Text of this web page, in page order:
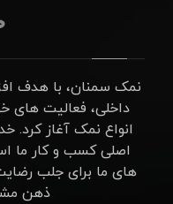
نمک سمنان، با هدف
داخلی، فعالیت های
انواع نمک آغاز کرد.
اصلی کسب و کار ما
های ما برای جلب
ذهن